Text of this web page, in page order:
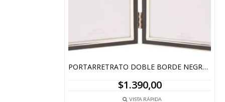
PORTARRETRATO DOBLE BORDE NEGRO – 12,5 X 17,5 CM
$1.390,00
VISTA RÁPIDA